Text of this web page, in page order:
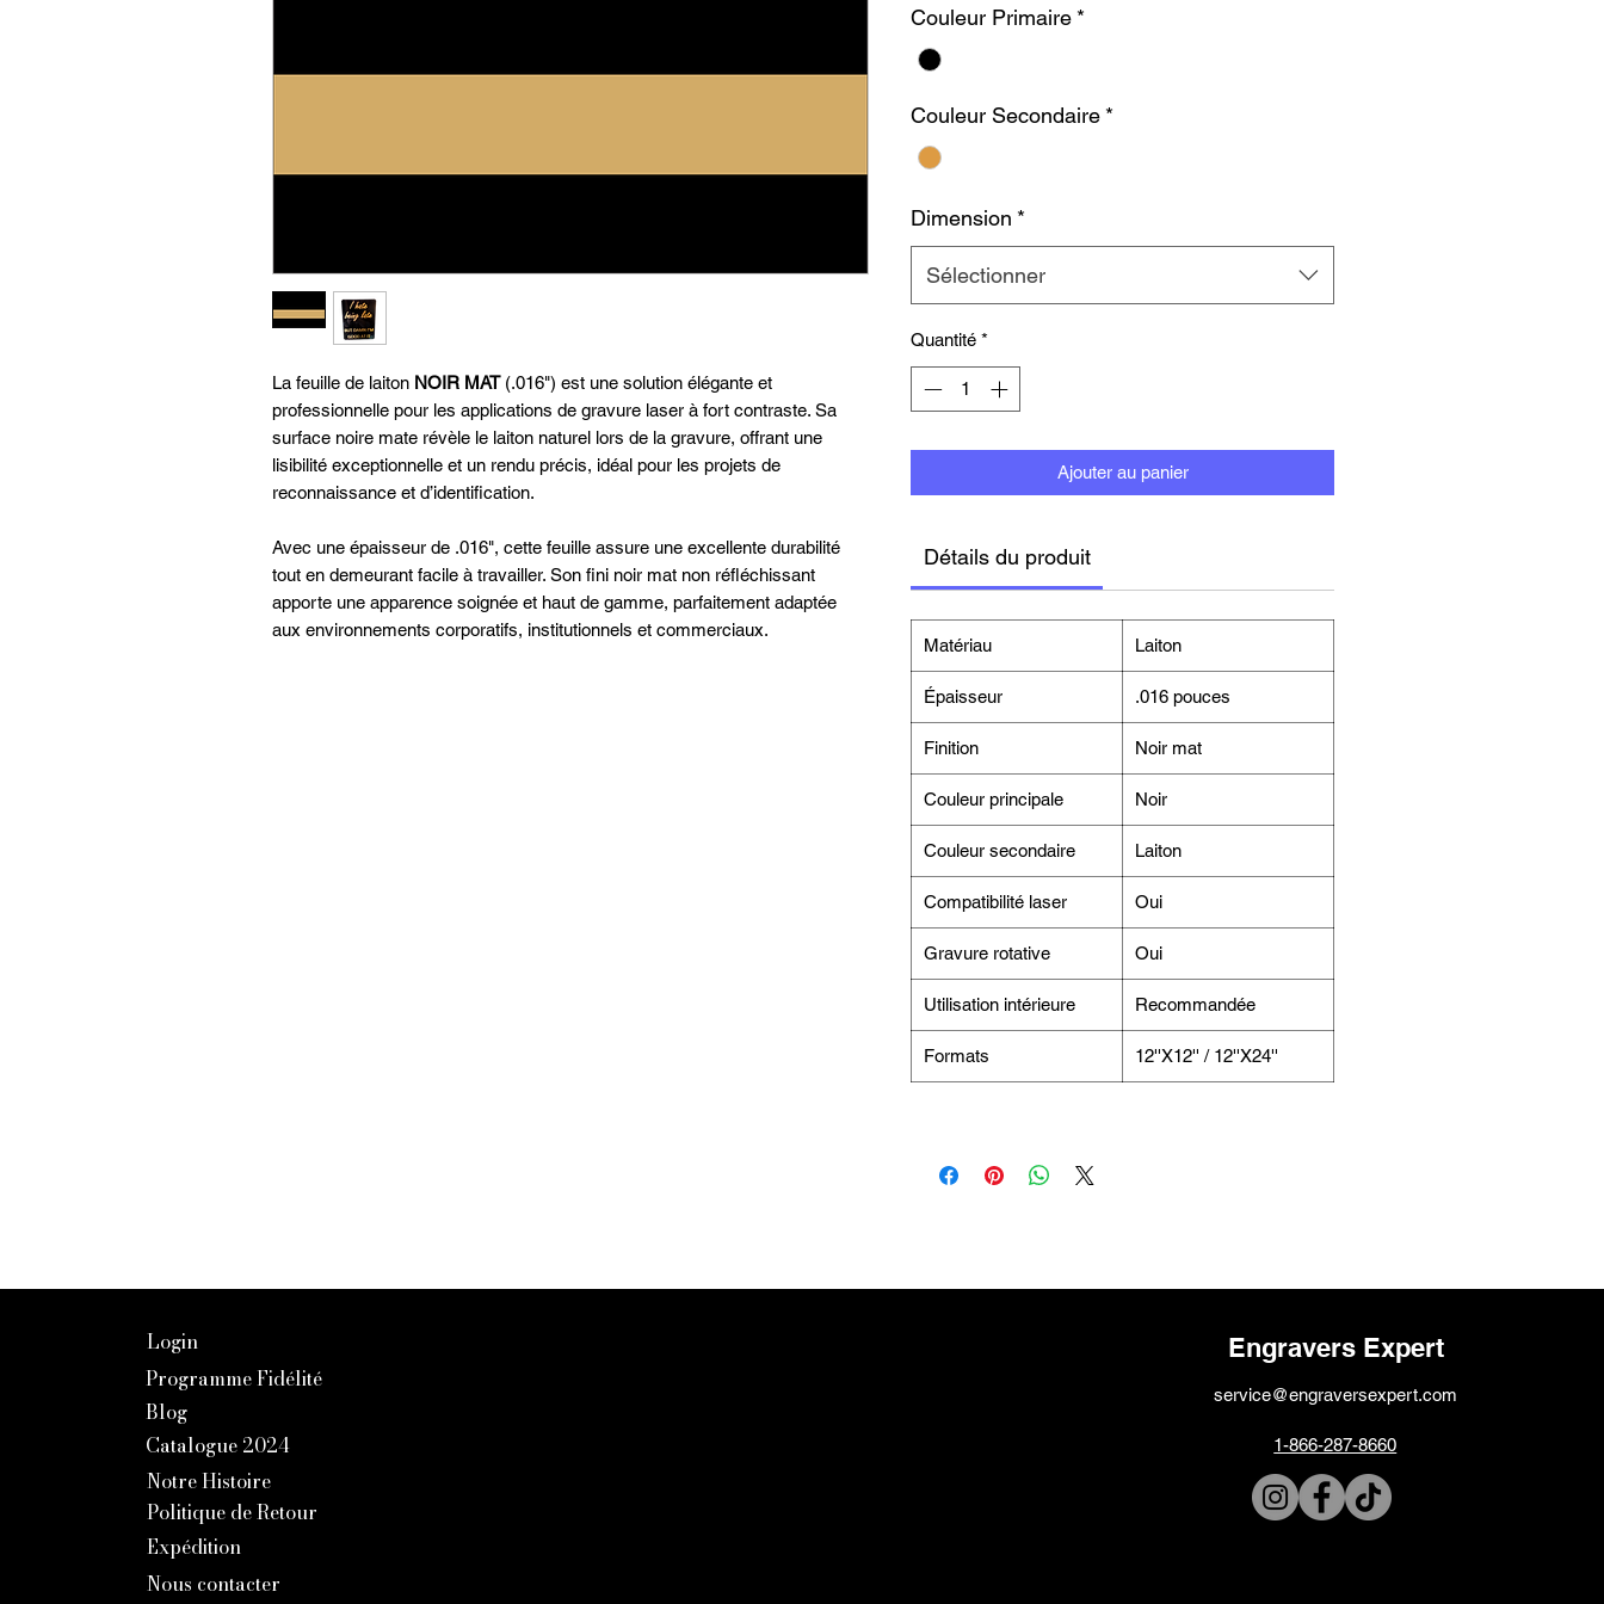
La feuille de laiton NOIR MAT(.016") est une solution élégante et
professionnelle pour les applications de gravure laser à fort contraste. Sa
surface noire mate révèle le laiton naturel lors de la gravure, offrant une
lisibilité exceptionnelle et un rendu précis, idéal pour les projets de
reconnaissance et d’identification.
Avec une épaisseur de .016", cette feuille assure une excellente durabilité
tout en demeurant facile à travailler. Son fini noir mat non réfléchissant
apporte une apparence soignée et haut de gamme, parfaitement adaptée
aux environnements corporatifs, institutionnels et commerciaux.
Couleur Primaire *
Couleur Secondaire *
Dimension *
Sélectionner
Quantité *
Ajouter au panier
Détails du produit
Matériau Laiton
Épaisseur .016 pouces
Finition Noir mat
Couleur principale Noir
Couleur secondaire Laiton
Compatibilité laser Oui
Gravure rotative Oui
Utilisation intérieure Recommandée
Formats 12''X12'' / 12''X24''
Login
Programme Fidélité
Blog
Catalogue 2024
Notre Histoire
Politique de Retour
Expédition
Nous contacter
Engravers Expert
service@engraversexpert.com
1-866-287-8660